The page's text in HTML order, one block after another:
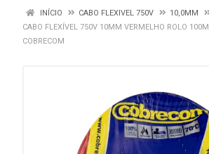
INÍCIO CABO FLEXIVEL 750V
10,0MM
CABO FLEXÍVEL 750V 10MM VERMELHO ROLO 100M
COBRECOM